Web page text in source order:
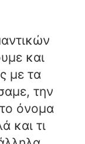
και
με τα
την
όνομα
και τι